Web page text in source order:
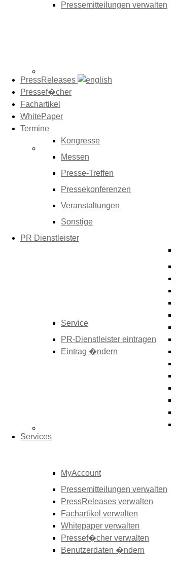
Pressemitteilungen verwalten
PressReleases
Pressef�cher
Fachartikel
WhitePaper
Termine
Kongresse
Messen
Presse-Treffen
Pressekonferenzen
Veranstaltungen
Sonstige
PR Dienstleister
Service
PR-Dienstleister eintragen
Eintrag �ndern
Services
MyAccount
Pressemitteilungen verwalten
PressReleases verwalten
Fachartikel verwalten
Whitepaper verwalten
Pressef�cher verwalten
Benutzerdaten �ndern